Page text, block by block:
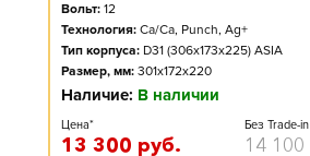
Вольт: 12
Технология: Ca/Ca, Punch, Ag+
Тип корпуса: D31 (306x173x225) ASIA
Размер, мм: 301x172x220
Наличие: В наличии
Цена*
13 300 руб.
Без Trade-in
14 100